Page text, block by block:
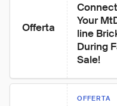
Offerta
Your
line
During
Sale!
OFFERTA